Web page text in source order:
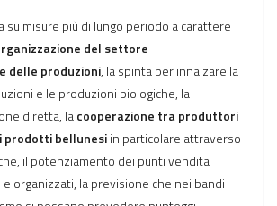
su misure più di lungo periodo a carattere
del settore
delle produzioni, la spinta per innalzare la
e le produzioni biologiche, la
diretta, lacooperazione tra produttori
prodotti bellunesiin particolare attraverso
il potenziamento dei punti vendita
organizzati, la previsione che nei bandi